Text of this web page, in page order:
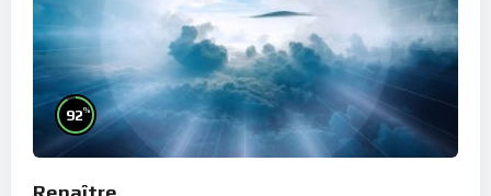
92%